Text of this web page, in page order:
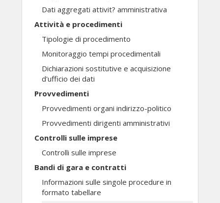
Dati aggregati attivit? amministrativa
Attività e procedimenti
Tipologie di procedimento
Monitoraggio tempi procedimentali
Dichiarazioni sostitutive e acquisizione
d'ufficio dei dati
Provvedimenti
Provvedimenti organi indirizzo-politico
Provvedimenti dirigenti amministrativi
Controlli sulle imprese
Controlli sulle imprese
Bandi di gara e contratti
Informazioni sulle singole procedure in
formato tabellare